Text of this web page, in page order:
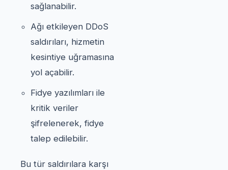
sağlanabilir.
Ağı etkileyen DDoS
saldırıları, hizmetin
kesintiye uğramasına
yol açabilir.
Fidye yazılımları ile
kritik veriler
şifrelenerek, fidye
talep edilebilir.
Bu tür saldırılara karşı